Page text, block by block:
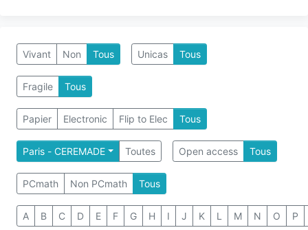
Vivant Non Tous Unicas Tous
Fragile Tous
Papier Electronic Flip to Elec Tous
Paris - CEREMADE Toutes Open access Tous
PCmath Non PCmath Tous
A B C D E F G H I J K L M N O P